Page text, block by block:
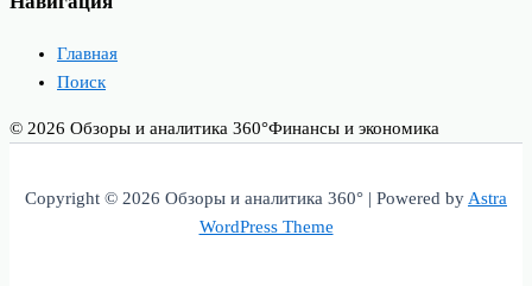
Главная
Поиск
© 2026 Обзоры и аналитика 360°Финансы и экономика
Copyright © 2026 Обзоры и аналитика 360° | Powered byAstra
WordPress Theme